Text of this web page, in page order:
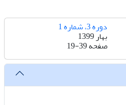
دوره 3، شماره 1
بهار 1399
صفحه19-39